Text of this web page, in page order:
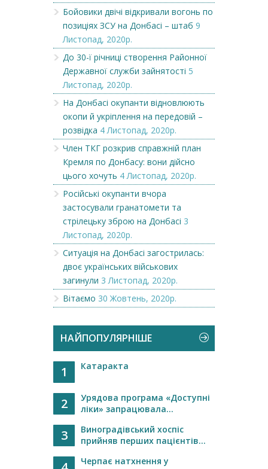
Бойовики двічі відкривали вогонь по
позиціях ЗСУ на Донбасі – штаб 9
Листопад, 2020р.
До 30-ї річниці створення Районної
Державної служби зайнятості 5
Листопад, 2020р.
На Донбасі окупанти відновлюють
окопи й укріплення на передовій –
розвідка 4 Листопад, 2020р.
Член ТКГ розкрив справжній план
Кремля по Донбасу: вони дійсно
цього хочуть 4 Листопад, 2020р.
Російські окупанти вчора
застосували гранатомети та
стрілецьку зброю на Донбасі 3
Листопад, 2020р.
Ситуація на Донбасі загострилась:
двоє українських військових
загинули 3 Листопад, 2020р.
Вітаємо 30 Жовтень, 2020р.
НАЙПОПУЛЯРНІШЕ
1 Катаракта
2
Урядова програма «Доступні
ліки» запрацювала...
3
Виноградівський хоспіс
прийняв перших пацієнтів...
Черпає натхнення у